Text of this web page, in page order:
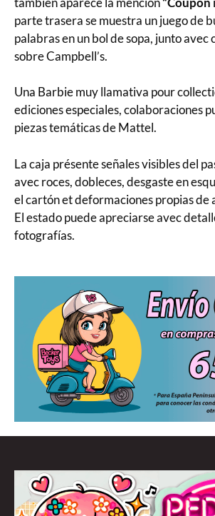
parte trasera se muestra un juego de
palabras en un bol de sopa, junto avec
sobre Campbell’s.
Una Barbie muy llamativa pour
ediciones especiales, colaboraciones
piezas temáticas de Mattel.
La caja présente señales visibles del
avec roces, dobleces, desgaste en
el cartón et deformaciones propias de
El estado puede apreciarse avec
fotografías.